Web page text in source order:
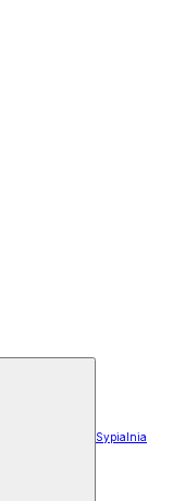
Sypialnia